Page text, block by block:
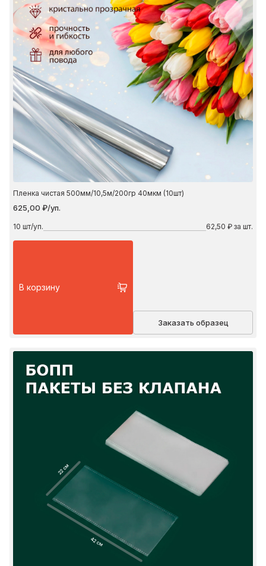
Пленка чистая 500мм/10,5м/200гр 40мкм (10шт)
625,00 ₽/уп.
10 шт/уп. 62,50 ₽ за шт.
В корзину
Заказать образец
22 см
42 см